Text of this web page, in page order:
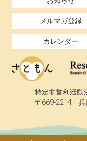
メルマガ登録
カレンダー
特定非営利活動
〒669-2214 兵